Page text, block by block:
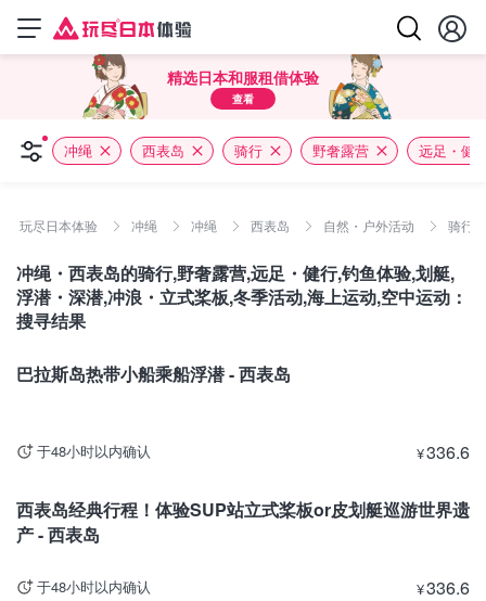
精选日本和服租借体验
查看
冲绳 西表岛 骑行 野奢露营 远足・健
玩尽日本体验 冲绳 冲绳 西表岛 自然・户外活动 骑行 /
冲绳・西表岛的骑行,野奢露营,远足・健行,钓鱼体验,划艇,
浮潜・深潜,冲浪・立式桨板,冬季活动,海上运动,空中运动：
搜寻结果
冲绳
巴拉斯岛热带小船乘船浮潜 - 西表岛
于48小时以内确认 ¥336.6
西表岛经典行程！体验SUP站立式桨板or皮划艇巡游世界遗
产 - 西表岛
于48小时以内确认 ¥336.6